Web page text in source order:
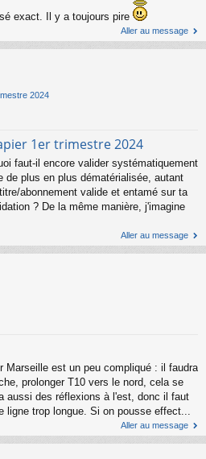
exact. Il y a toujours pire
Aller au message
2024
1er trimestre 2024
faut-il encore valider systématiquement
de plus en plus dématérialisée, autant
abonnement valide et entamé sur ta
? De la même manière, j'imagine
Aller au message
Marseille est un peu compliqué : il faudra
prolonger T10 vers le nord, cela se
aussi des réflexions à l'est, donc il faut
ligne trop longue. Si on pousse effect...
Aller au message